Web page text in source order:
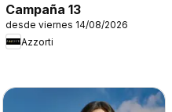
Campaña 13
desde viernes 14/08/2026
Azzorti